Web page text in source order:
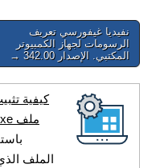
Post
navigation
نفيديا غيفورسي تعريف
الرسومات لجهاز الكمبيوتر
المكتبي. الإصدار 342.00 →
كيفية
ملف setup.exe
الملف